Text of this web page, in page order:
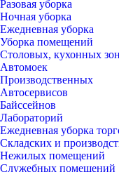
Разовая уборка
Ночная уборка
Ежедневная уборка
Уборка помещений
Столовых, кухонных
Автомоек
Производственных
Автосервисов
Байссейнов
Лабораторий
Ежедневная уборка
Складских и
Нежилых помещений
Служебных помещений